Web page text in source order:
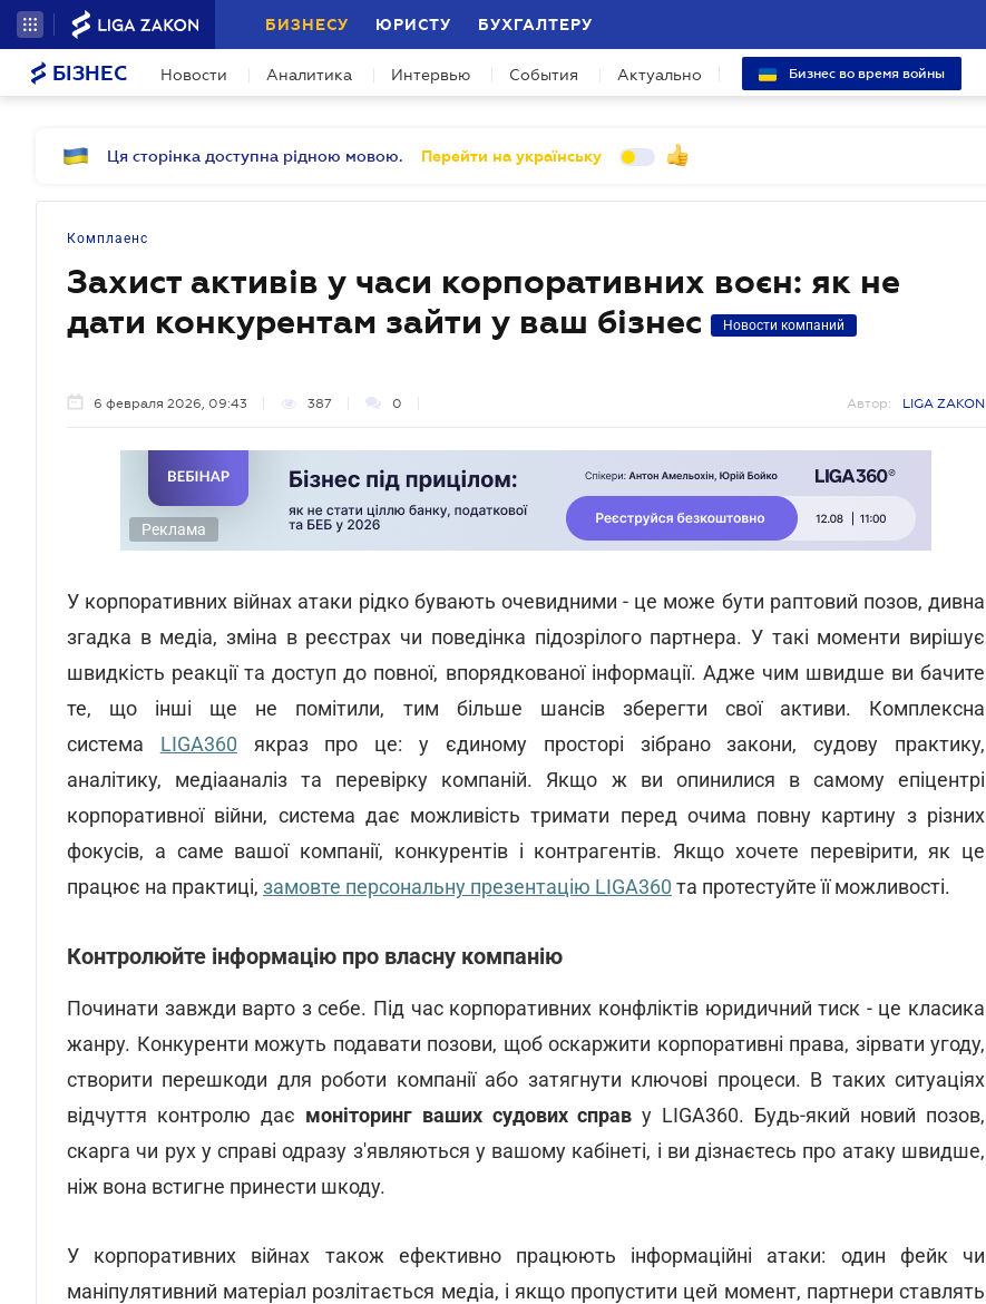
БИЗНЕСУ ЮРИСТУ БУХГАЛТЕРУ
БІЗНЕС Новости Аналитика Интервью События Актуально Бизнес во время войны
Ця сторінка доступна рідною мовою. Перейти на українську
Комплаенс
Захист активів у часи корпоративних воєн: як не
дати конкурентам зайти у ваш бізнес
Новости компаний
6 февраля 2026, 09:43 387 0 Автор: LIGA ZAKON
Реклама
У корпоративних війнах атаки рідко бувають очевидними - це може бути раптовий позов, дивна
згадка в медіа, зміна в реєстрах чи поведінка підозрілого партнера. У такі моменти вирішує
швидкість реакції та доступ до повної, впорядкованої інформації. Адже чим швидше ви бачите
те, що інші ще не помітили, тим більше шансів зберегти свої активи. Комплексна
система LIGA360 якраз про це: у єдиному просторі зібрано закони, судову практику,
аналітику, медіааналіз та перевірку компаній. Якщо ж ви опинилися в самому епіцентрі
корпоративної війни, система дає можливість тримати перед очима повну картину з різних
фокусів, а саме вашої компанії, конкурентів і контрагентів. Якщо хочете перевірити, як це
працює на практиці, замовте персональну презентацію LIGA360 та протестуйте її можливості.
Контролюйте інформацію про власну компанію
Починати завжди варто з себе. Під час корпоративних конфліктів юридичний тиск - це класика
жанру. Конкуренти можуть подавати позови, щоб оскаржити корпоративні права, зірвати угоду,
створити перешкоди для роботи компанії або затягнути ключові процеси. В таких ситуаціях
відчуття контролю дає моніторинг ваших судових справ у LIGA360. Будь-який новий позов,
скарга чи рух у справі одразу з'являються у вашому кабінеті, і ви дізнаєтесь про атаку швидше,
ніж вона встигне принести шкоду.
У корпоративних війнах також ефективно працюють інформаційні атаки: один фейк чи
маніпулятивний матеріал розлітається медіа, і якщо пропустити цей момент, партнери ставлять